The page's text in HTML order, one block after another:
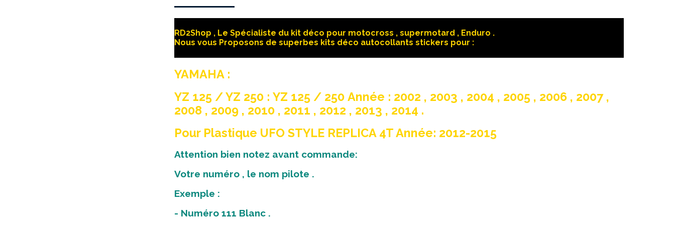
RD2Shop , Le Spécialiste du kit déco pour motocross , supermotard , Enduro .
Nous vous Proposons de superbes kits déco autocollants stickers pour :
YAMAHA :
YZ 125 / YZ 250 : YZ 125 / 250 Année : 2002 , 2003 , 2004 , 2005 , 2006 , 2007 ,
2008 , 2009 , 2010 , 2011 , 2012 , 2013 , 2014 .
Pour Plastique UFO STYLE REPLICA 4T Année: 2012-2015
Attention bien notez avant commande:
Votre numéro , le nom pilote .
Exemple :
- Numéro 111 Blanc .